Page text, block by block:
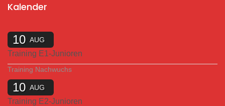
Kalender
10 AUG
Training E1-Junioren
Training Nachwuchs
10 AUG
Training E2-Junioren